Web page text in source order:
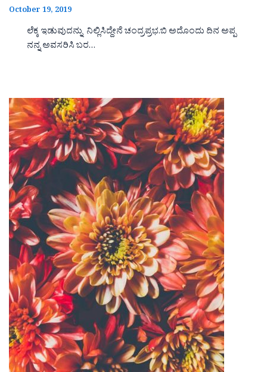
October 19, 2019
ಲೆಕ್ಕ ಇಡುವುದನ್ನು ನಿಲ್ಲಿಸಿದ್ದೇನೆ ಚಂದ್ರಪ್ರಭ.ಬಿ ಅದೊಂದು ದಿನ ಅಪ್ಪ
ನನ್ನ ಅವಸರಿಸಿ ಬರ…